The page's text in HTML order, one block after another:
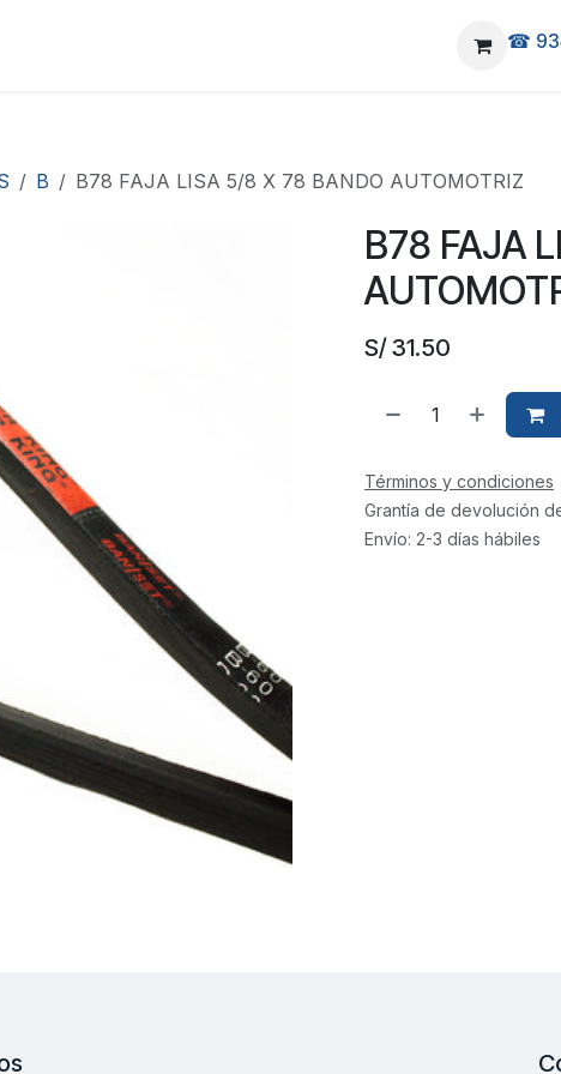
☎
B B78 FAJA LISA 5/8 X 78 BANDO AUTOMOTRIZ
B78 FAJA
S/31.50
Términos y condiciones
Grantía de devolución
Envío: 2-3 días hábiles